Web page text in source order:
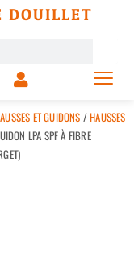
DOUILLET
ET GUIDONS/HAUSSES
LPA SPF À FIBRE